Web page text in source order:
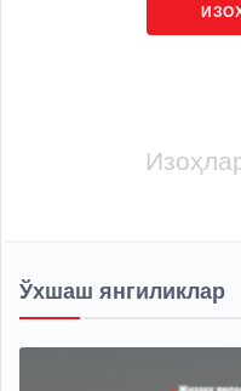
Ўхшаш янгиликлар